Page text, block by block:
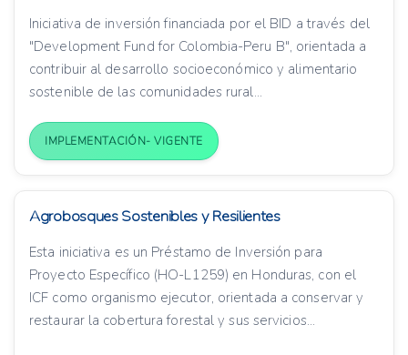
Iniciativa de inversión financiada por el BID a través del
"Development Fund for Colombia-Peru B", orientada a
contribuir al desarrollo socioeconómico y alimentario
sostenible de las comunidades rural...
IMPLEMENTACIÓN- VIGENTE
Agrobosques Sostenibles y Resilientes
Esta iniciativa es un Préstamo de Inversión para
Proyecto Específico (HO-L1259) en Honduras, con el
ICF como organismo ejecutor, orientada a conservar y
restaurar la cobertura forestal y sus servicios...